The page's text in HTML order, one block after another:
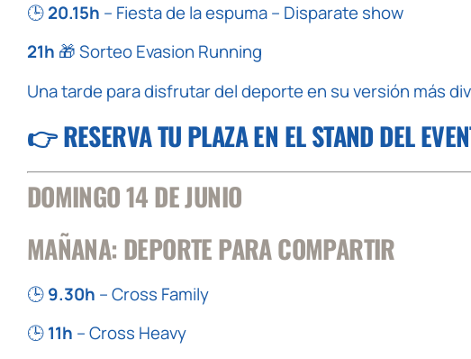
🕒20.15h – Fiesta de la espuma – Disparate show
21h 🎁 Sorteo Evasion Running
Una tarde para disfrutar del deporte en su versión más
👉RESERVA TU PLAZA EN EL STAND DEL
DOMINGO 14 DE JUNIO
MAÑANA: DEPORTE PARA COMPARTIR
🕒9.30h – Cross Family
🕒11h – Cross Heavy